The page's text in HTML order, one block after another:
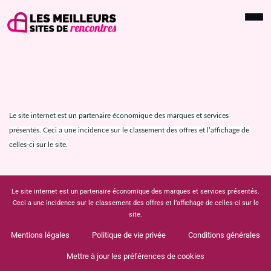
Le site internet est un partenaire économique des marques et services
présentés. Ceci a une incidence sur le classement des offres et l’affichage de
celles-ci sur le site.
Le site internet est un partenaire économique des marques et services présentés.
Ceci a une incidence sur le classement des offres et l’affichage de celles-ci sur le
site.
Mentions légales Politique de vie privée Conditions générales
Mettre à jour les préférences de cookies